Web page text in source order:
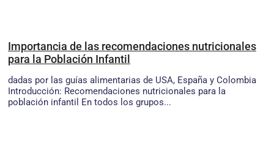
Importancia de las recomendaciones nutricionales
para la Población Infantil
dadas por las guías alimentarias de USA, España y Colombia
Introducción: Recomendaciones nutricionales para la
población infantil En todos los grupos...